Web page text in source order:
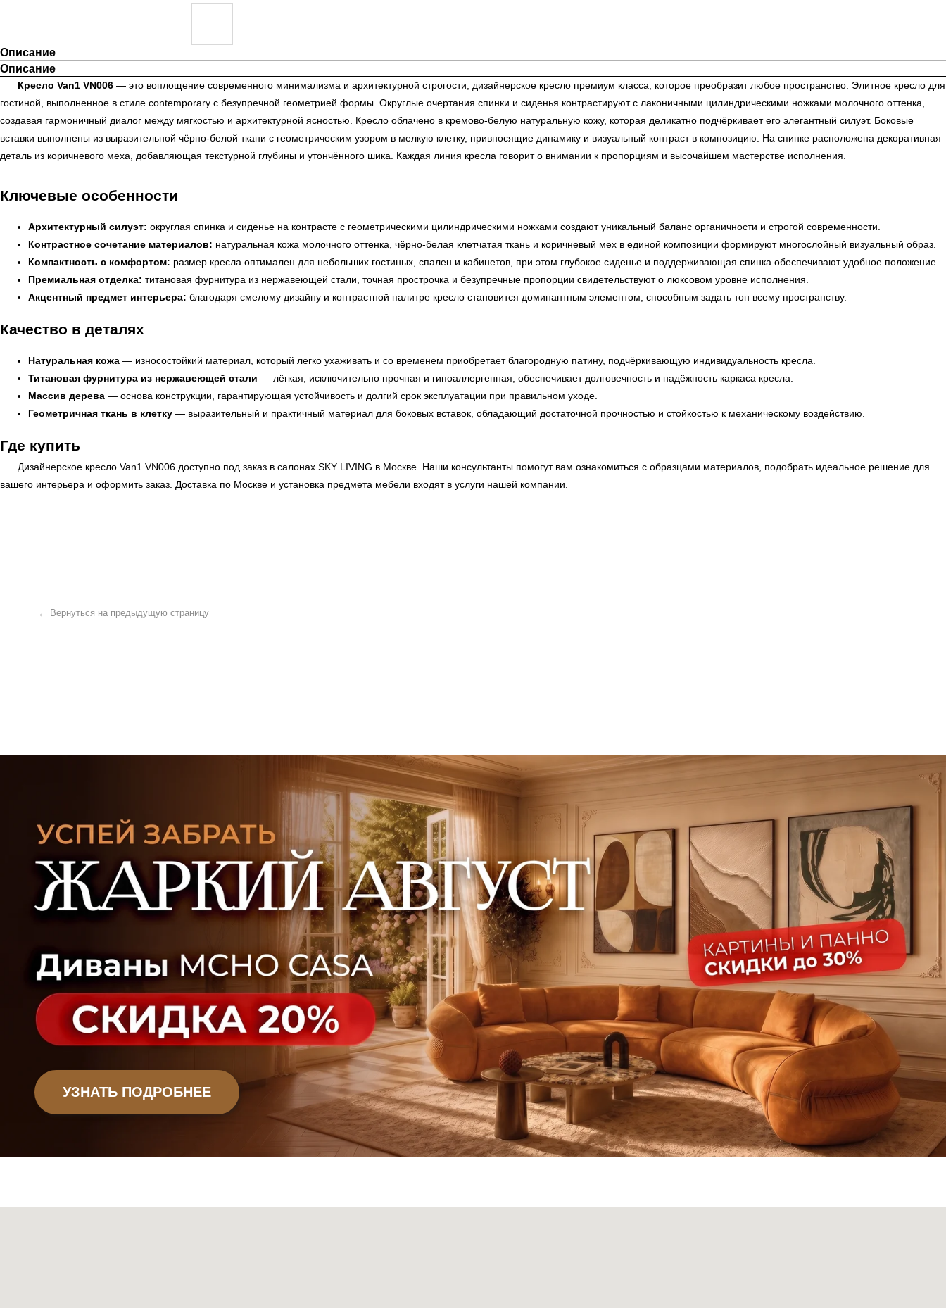
Описание
Описание
Кресло Van1 VN006 — это воплощение современного минимализма и архитектурной строгости, дизайнерское кресло премиум класса, которое преобразит любое пространство. Элитное кресло для
гостиной, выполненное в стиле contemporary с безупречной геометрией формы. Округлые очертания спинки и сиденья контрастируют с лаконичными цилиндрическими ножками молочного оттенка,
создавая гармоничный диалог между мягкостью и архитектурной ясностью. Кресло облачено в кремово-белую натуральную кожу, которая деликатно подчёркивает его элегантный силуэт. Боковые
вставки выполнены из выразительной чёрно-белой ткани с геометрическим узором в мелкую клетку, привносящие динамику и визуальный контраст в композицию. На спинке расположена декоративная
деталь из коричневого меха, добавляющая текстурной глубины и утончённого шика. Каждая линия кресла говорит о внимании к пропорциям и высочайшем мастерстве исполнения.
Ключевые особенности
Архитектурный силуэт: округлая спинка и сиденье на контрасте с геометрическими цилиндрическими ножками создают уникальный баланс органичности и строгой современности.
Контрастное сочетание материалов: натуральная кожа молочного оттенка, чёрно-белая клетчатая ткань и коричневый мех в единой композиции формируют многослойный визуальный образ.
Компактность с комфортом: размер кресла оптимален для небольших гостиных, спален и кабинетов, при этом глубокое сиденье и поддерживающая спинка обеспечивают удобное положение.
Премиальная отделка: титановая фурнитура из нержавеющей стали, точная прострочка и безупречные пропорции свидетельствуют о люксовом уровне исполнения.
Акцентный предмет интерьера: благодаря смелому дизайну и контрастной палитре кресло становится доминантным элементом, способным задать тон всему пространству.
Качество в деталях
Натуральная кожа — износостойкий материал, который легко ухаживать и со временем приобретает благородную патину, подчёркивающую индивидуальность кресла.
Титановая фурнитура из нержавеющей стали — лёгкая, исключительно прочная и гипоаллергенная, обеспечивает долговечность и надёжность каркаса кресла.
Массив дерева — основа конструкции, гарантирующая устойчивость и долгий срок эксплуатации при правильном уходе.
Геометричная ткань в клетку — выразительный и практичный материал для боковых вставок, обладающий достаточной прочностью и стойкостью к механическому воздействию.
Где купить
Дизайнерское кресло Van1 VN006 доступно под заказ в салонах SKY LIVING в Москве. Наши консультанты помогут вам ознакомиться с образцами материалов, подобрать идеальное решение для
вашего интерьера и оформить заказ. Доставка по Москве и установка предмета мебели входят в услуги нашей компании.
← Вернуться на предыдущую страницу
УЗНАТЬ ПОДРОБНЕЕ
Офисная мебель Садовая мебель